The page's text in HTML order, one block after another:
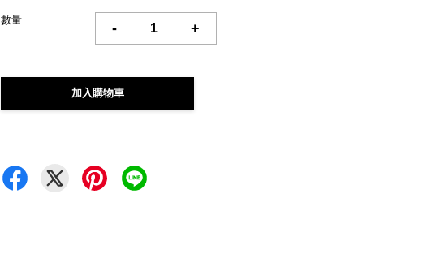
數量
- +
加入購物車